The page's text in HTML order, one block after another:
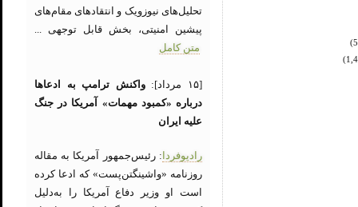
تحلیل‌های نیوزویک و انتقادهای مقام‌های
پیشین امنیتی، بخش قابل توجهی ...
متن کامل
[۱۵ مرداد]:
واکنش ترامپ به ادعاها
درباره «کمبود مهمات» آمریکا در جنگ
علیه ایران
رادیوفردا : رئیس‌جمهور آمریکا به مقاله
روزنامه «واشینگتن‌پست» که ادعا کرده
است او وزیر دفاع آمریکا را به‌دلیل